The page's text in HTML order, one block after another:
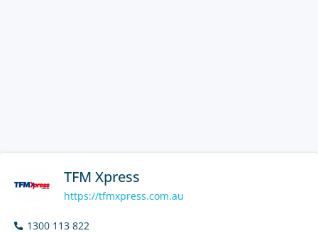
TFM Xpress
https://tfmxpress.com.au
1300 113 822